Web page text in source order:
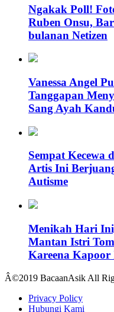
Ngakak Poll!
Ruben Onsu,
bulanan Netizen
Vanessa Angel
Tanggapan
Sang Ayah
Sempat Kecewa
Artis Ini
Autisme
Menikah Hari
Mantan Istri
Kareena Kapoor
Â©2019 BacaanAsik All
Privacy Policy
Hubungi Kami